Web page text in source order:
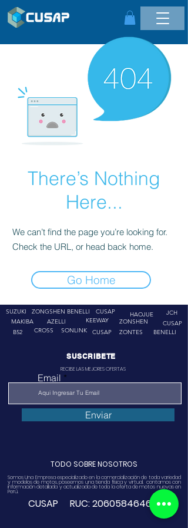
There’s Nothing
Here...
We can’t find the page you’re looking for.
Check the URL, or head back home.
Go Home
SUZUKI
ZONGSHEN
MAKIBA
AZELLI
BENELLI
CUSAP
KEEWAY
B52
CROSS SONLINK CUSAP
HAOJUE
JCH
ZONSHEN
ZONTES
CUSAP
BENELLI
SUSCRIBETE
RECIBE LAS MEJORES OFERTAS
Email
Enviar
TODO SOBRE NOSOTROS
Somos Una Empresa especializado en la comercialización de toda variedad
y modelos de motos, poseemos una tienda física y virtual. contamos con
información detallada y actualizada de toda la oferta de motos nuevas en
Perú.
CUSAP RUC:20605846468